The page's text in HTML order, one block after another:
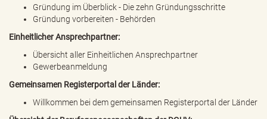
Gründung im Überblick - Die zehn Gründungsschritte
Gründung vorbereiten - Behörden
Einheitlicher Ansprechpartner:
Übersicht aller Einheitlichen Ansprechpartner
Gewerbeanmeldung
Gemeinsamen Registerportal der Länder:
Willkommen bei dem gemeinsamen Registerportal der Länder